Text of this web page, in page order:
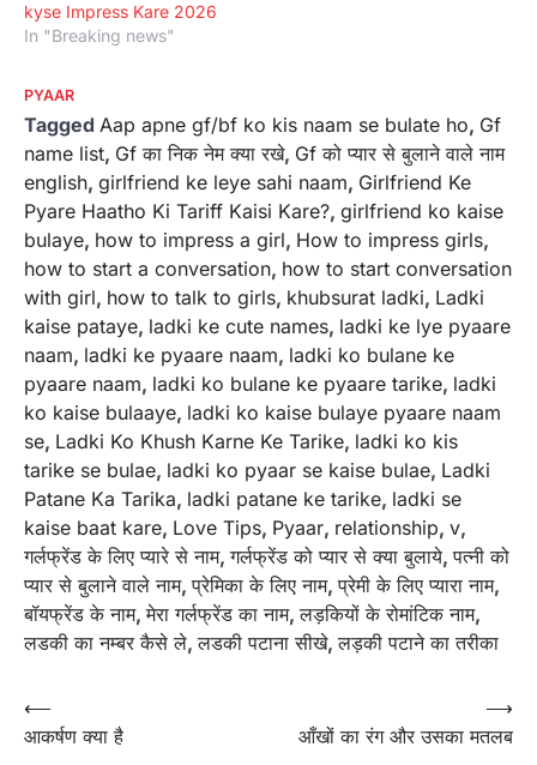
kyse Impress Kare 2026
In "Breaking news"
PYAAR
Tagged Aap apne gf/bf ko kis naam se bulate ho, Gf
name list, Gf का निक नेम क्या रखे, Gf को प्यार से बुलाने वाले नाम
english, girlfriend ke leye sahi naam, Girlfriend Ke
Pyare Haatho Ki Tariff Kaisi Kare?, girlfriend ko kaise
bulaye, how to impress a girl, How to impress girls,
how to start a conversation, how to start conversation
with girl, how to talk to girls, khubsurat ladki, Ladki
kaise pataye, ladki ke cute names, ladki ke lye pyaare
naam, ladki ke pyaare naam, ladki ko bulane ke
pyaare naam, ladki ko bulane ke pyaare tarike, ladki
ko kaise bulaaye, ladki ko kaise bulaye pyaare naam
se, Ladki Ko Khush Karne Ke Tarike, ladki ko kis
tarike se bulae, ladki ko pyaar se kaise bulae, Ladki
Patane Ka Tarika, ladki patane ke tarike, ladki se
kaise baat kare, Love Tips, Pyaar, relationship, v,
गर्लफ्रेंड के लिए प्यारे से नाम,गर्लफ्रेंड को प्यार से क्या बुलाये,पत्नी को
प्यार से बुलाने वाले नाम,प्रेमिका के लिए नाम,प्रेमी के लिए प्यारा नाम,
बॉयफ्रेंड के नाम,मेरा गर्लफ्रेंड का नाम,लड़कियों के रोमांटिक नाम,
लडकी का नम्बर कैसे ले,लडकी पटाना सीखे,लड़की पटाने का तरीका
Post
navigation
⟵
आकर्षण क्या है
आँखों का रंग और उसका मतलब
⟶